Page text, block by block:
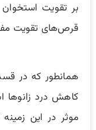
بر تقویت
قرص‌های تقویت
همانطور که در
کاهش درد زانوها
موثر در این